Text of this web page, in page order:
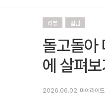
리뷰 칼럼
돌고돌아
에 살펴보
2026.06.02 마이라이드